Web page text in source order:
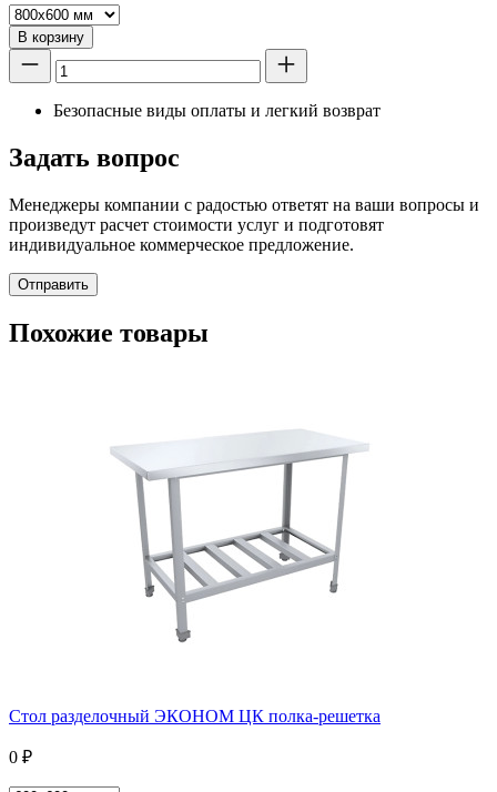
В корзину
Безопасные виды оплаты и легкий возврат
Задать вопрос
Менеджеры компании с радостью ответят на ваши вопросы и
произведут расчет стоимости услуг и подготовят
индивидуальное коммерческое предложение.
Отправить
Похожие товары
Стол разделочный ЭКОНОМ ЦК полка-решетка
0 ₽